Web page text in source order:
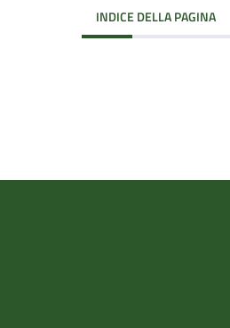
INDICE DELLA PAGINA